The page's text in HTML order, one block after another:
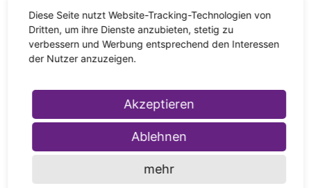
kunstvoll aufgebracht. Ein Unterschied zu
echten Beton ist mit bloßem Auge kaum zu
erkennen. Dabei hat die Fliese einige Vorteile
unempfindlich gegenüber Schmutz und
zudem wasserabweisend. Sollte sie durch
Regen und Staub verschmutzt werden, lässt
sie sich erheblich besser reinigen. Schwarze
oder dunkle Schlieren, wie sie bei Sichtbeton
Diese Seite nutzt Website-Tracking-Technologien von
Dritten, um ihre Dienste anzubieten, stetig zu
verbessern und Werbung entsprechend den Interessen
der Nutzer anzuzeigen.
Akzeptieren
Ablehnen
mehr